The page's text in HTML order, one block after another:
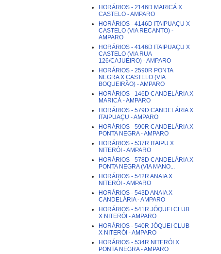
HORÁRIOS - 2146D MARICÁ X
CASTELO - AMPARO
HORÁRIOS - 4146D ITAIPUAÇU X
CASTELO (VIA RECANTO) -
AMPARO
HORÁRIOS - 4146D ITAIPUAÇU X
CASTELO (VIA RUA
126/CAJUEIRO) - AMPARO
HORÁRIOS - 2590R PONTA
NEGRA X CASTELO (VIA
BOQUEIRÃO) - AMPARO
HORÁRIOS - 146D CANDELÁRIA X
MARICÁ - AMPARO
HORÁRIOS - 579D CANDELÁRIA X
ITAIPUAÇU - AMPARO
HORÁRIOS - 590R CANDELÁRIA X
PONTA NEGRA - AMPARO
HORÁRIOS - 537R ITAIPU X
NITERÓI - AMPARO
HORÁRIOS - 578D CANDELÁRIA X
PONTA NEGRA (VIA MANO...
HORÁRIOS - 542R ANAIA X
NITERÓI - AMPARO
HORÁRIOS - 543D ANAIA X
CANDELÁRIA - AMPARO
HORÁRIOS - 541R JÓQUEI CLUB
X NITERÓI - AMPARO
HORÁRIOS - 540R JÓQUEI CLUB
X NITERÓI - AMPARO
HORÁRIOS - 534R NITERÓI X
PONTA NEGRA - AMPARO